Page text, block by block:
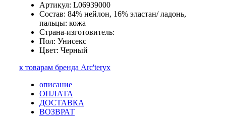
Артикул: L06939000
Состав: 84% нейлон, 16% эластан/ ладонь,
пальцы: кожа
Страна-изготовитель:
Пол: Унисекс
Цвет: Черный
к товарам бренда Arc'teryx
описание
ОПЛАТА
ДОСТАВКА
ВОЗВРАТ